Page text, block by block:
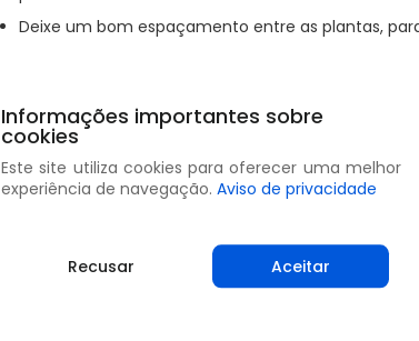
Deixe um bom espaçamento entre as plantas,
Mantenha o campo livre de ervas daninhas e
Tenha bastante cuidado para não ferir as plantas
Colha o mais cedo possível para evitar prejuízos.
Mantenha a umidade das sementes abaixo de
grãos mofem.
Grãos infectados não devem ser utilizados como
Informações importantes sobre
cookies
Este site utiliza cookies para oferecer uma melhor
experiência de navegação. Aviso de privacidade
Recusar Aceitar